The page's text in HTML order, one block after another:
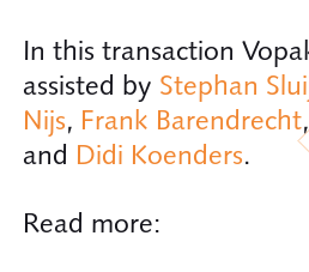
In this transaction
assisted by Stephan
Nijs, Frank Barendrecht
and Didi Koenders.
Read more: